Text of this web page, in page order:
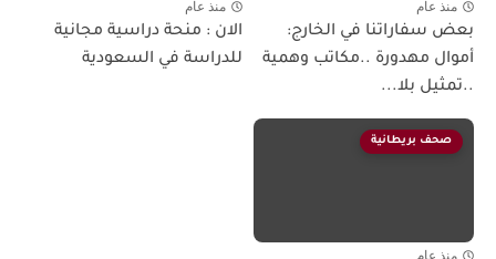
منذ عام
بعض سفاراتنا في الخارج:
أموال مهدورة ..مكاتب وهمية
..تمثيل بلا...
منذ عام
الان : منحة دراسية مجانية
للدراسة في السعودية
صحف بريطانية
منذ عام